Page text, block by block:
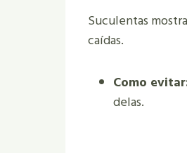
Suculentas
caídas.
Como
delas.